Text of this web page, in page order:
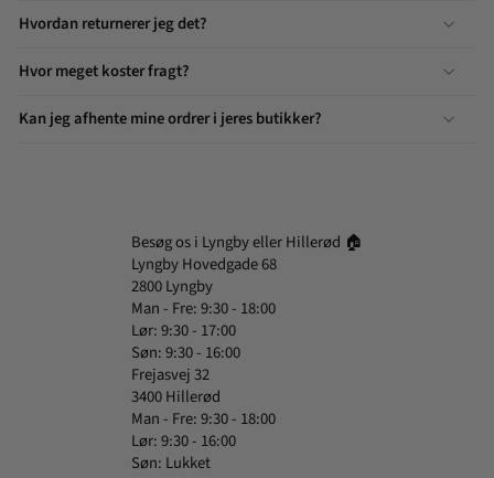
Hvordan returnerer jeg det?
Hvor meget koster fragt?
Kan jeg afhente mine ordrer i jeres butikker?
Besøg os i Lyngby eller Hillerød 🏠
Lyngby Hovedgade 68
2800 Lyngby
Man - Fre: 9:30 - 18:00
Lør: 9:30 - 17:00
Søn: 9:30 - 16:00
Frejasvej 32
3400 Hillerød
Man - Fre: 9:30 - 18:00
Lør: 9:30 - 16:00
Søn: Lukket